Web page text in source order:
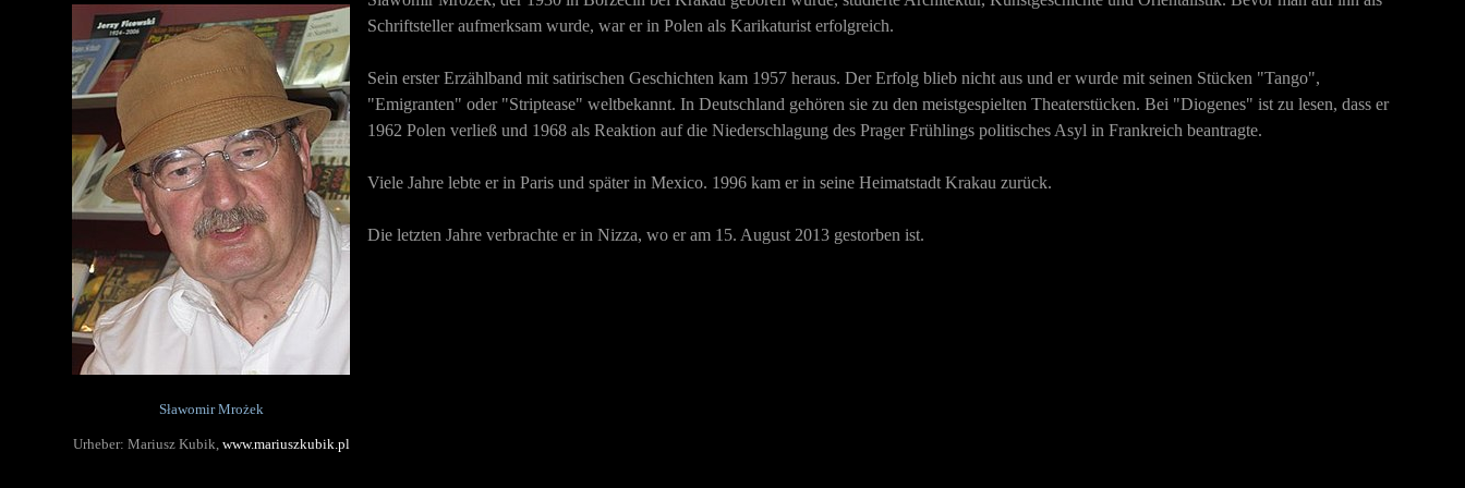
Sławomir Mrożek
Urheber: Mariusz Kubik, www.mariuszkubik.pl
Schriftsteller aufmerksam wurde, war er in Polen als Karikaturist erfolgreich.
Sein erster Erzählband mit satirischen Geschichten kam 1957 heraus. Der Erfolg blieb nicht aus und er wurde mit seinen Stücken "Tango",
"Emigranten" oder "Striptease" weltbekannt. In Deutschland gehören sie zu den meistgespielten Theaterstücken. Bei "Diogenes" ist zu lesen, dass er
1962 Polen verließ und 1968 als Reaktion auf die Niederschlagung des Prager Frühlings politisches Asyl in Frankreich beantragte.
Viele Jahre lebte er in Paris und später in Mexico. 1996 kam er in seine Heimatstadt Krakau zurück.
Die letzten Jahre verbrachte er in Nizza, wo er am 15. August 2013 gestorben ist.